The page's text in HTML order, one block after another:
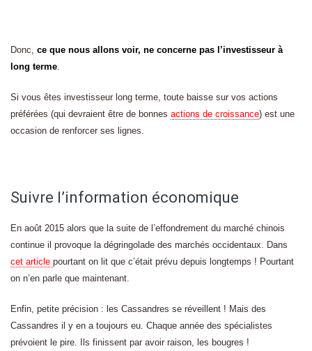
Donc, ce que nous allons voir, ne concerne pas l’investisseur à
long terme
Si vous êtes investisseur long terme, toute baisse sur vos actions
préférées (qui devraient être de bonnes actions de croissance) est une
occasion de renforcer ses lignes.
Suivre l’information économique
En août 2015 alors que la suite de l’effondrement du marché chinois
continue il provoque la dégringolade des marchés occidentaux. Dans
cet article pourtant on lit que c’était prévu depuis longtemps ! Pourtant
on n’en parle que maintenant.
Enfin, petite précision : les Cassandres se réveillent ! Mais des
Cassandres il y en a toujours eu. Chaque année des spécialistes
prévoient le pire. Ils finissent par avoir raison, les bougres !